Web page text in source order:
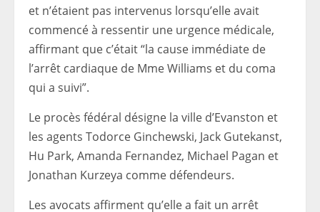
et n’étaient pas intervenus lorsqu’elle avait
commencé à ressentir une urgence médicale,
affirmant que c’était “la cause immédiate de
l’arrêt cardiaque de Mme Williams et du coma
qui a suivi”.
Le procès fédéral désigne la ville d’Evanston et
les agents Todorce Ginchewski, Jack Gutekanst,
Hu Park, Amanda Fernandez, Michael Pagan et
Jonathan Kurzeya comme défendeurs.
Les avocats affirment qu’elle a fait un arrêt